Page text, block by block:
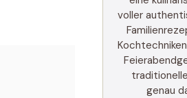
voller
genau